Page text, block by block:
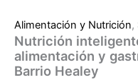
Alimentación y Nutrición,
Nutrición
alimentación y
Barrio Healey